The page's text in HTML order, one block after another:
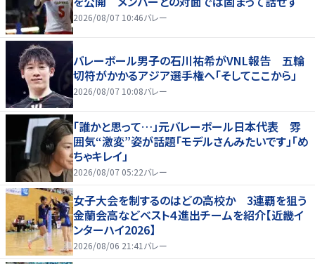
2026/08/07 10:46バレー
バレーボール男子の石川祐希がVNL報告 五輪
切符がかかるアジア選手権へ「そしてここから」
2026/08/07 10:08バレー
「誰かと思って…」元バレーボール日本代表 雰
囲気“激変”姿が話題「モデルさんみたいです」「め
ちゃキレイ」
2026/08/07 05:22バレー
女子大会を制するのはどの高校か 3連覇を狙う
金蘭会高などベスト４進出チームを紹介【近畿イ
ンターハイ2026】
2026/08/06 21:41 バレー